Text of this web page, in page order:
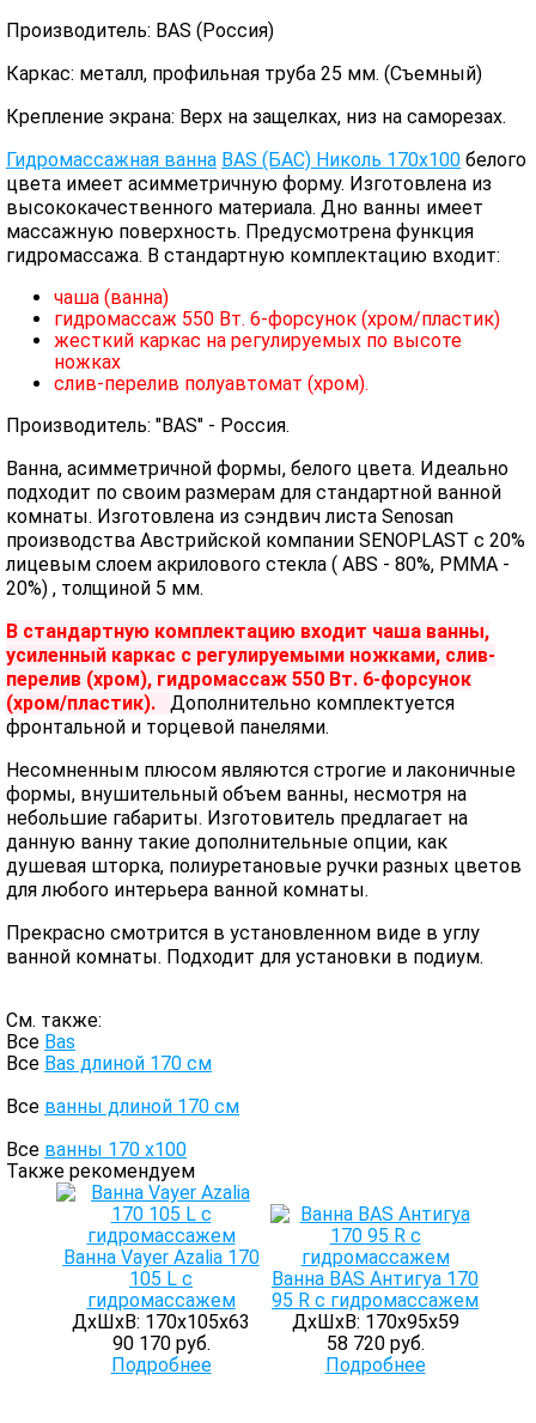
Производитель: BAS (Россия)
Каркас: металл, профильная труба 25 мм. (Съемный)
Крепление экрана: Верх на защелках, низ на саморезах.
Гидромассажная ванна BAS (БАС) Николь 170х100 белого
цвета имеет асимметричную форму. Изготовлена из
высококачественного материала. Дно ванны имеет
массажную поверхность. Предусмотрена функция
гидромассажа. В стандартную комплектацию входит:
чаша (ванна)
гидромассаж 550 Вт. 6-форсунок (хром/пластик)
жесткий каркас на регулируемых по высоте
ножках
слив-перелив полуавтомат (хром).
Производитель: "BAS" - Россия.
Ванна, асимметричной формы, белого цвета. Идеально
подходит по своим размерам для стандартной ванной
комнаты. Изготовлена из сэндвич листа Senosan
производства Австрийской компании SENOPLAST c 20%
лицевым слоем акрилового стекла ( ABS - 80%, PMMA -
20%) , толщиной 5 мм.
В стандартную комплектацию входит чаша ванны,
усиленный каркас с регулируемыми ножками, слив-
перелив (хром), гидромассаж 550 Вт. 6-форсунок
(хром/пластик).
Дополнительно комплектуется
фронтальной и торцевой панелями.
Несомненным плюсом являются строгие и лаконичные
формы, внушительный объем ванны, несмотря на
небольшие габариты. Изготовитель предлагает на
данную ванну такие дополнительные опции, как
душевая шторка, полиуретановые ручки разных цветов
для любого интерьера ванной комнаты.
Прекрасно смотрится в установленном виде в углу
ванной комнаты. Подходит для установки в подиум.
См. также:
Все Bas
Все Bas длиной 170 см
Все ванны длиной 170 см
Все ванны 170 х100
Также рекомендуем
Ванна Vayer Azalia 170
105 L с
гидромассажем
ДхШхВ: 170х105х63
90 170 руб.
Подробнее
Ванна BAS Антигуа 170
95 R с гидромассажем
ДхШхВ: 170х95х59
58 720 руб.
Подробнее